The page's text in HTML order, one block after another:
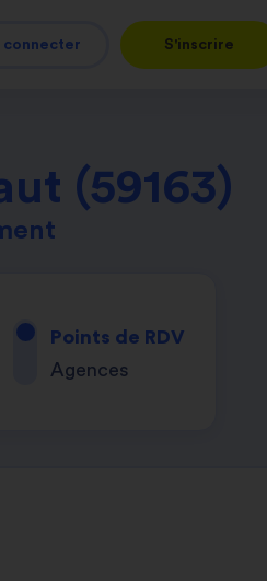
connecter S'inscrire
(59163)
Points de RDV
Agences